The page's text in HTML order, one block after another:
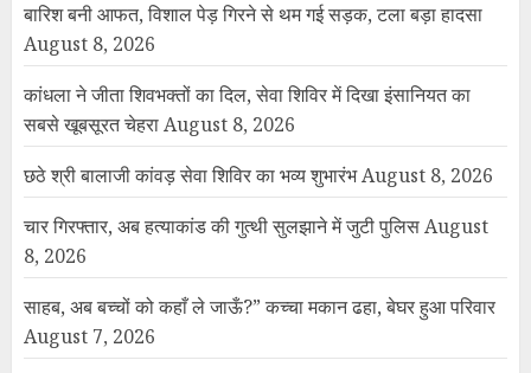
बारिश बनी आफत, विशाल पेड़ गिरने से थम गई सड़क, टला बड़ा हादसा
August 8, 2026
कांधला ने जीता शिवभक्तों का दिल, सेवा शिविर में दिखा इंसानियत का
सबसे खूबसूरत चेहराAugust 8, 2026
छठे श्री बालाजी कांवड़ सेवा शिविर का भव्य शुभारंभAugust 8, 2026
चार गिरफ्तार, अब हत्याकांड की गुत्थी सुलझाने में जुटी पुलिसAugust
8, 2026
साहब, अब बच्चों को कहाँ ले जाऊँ?” कच्चा मकान ढहा, बेघर हुआ परिवार
August 7, 2026